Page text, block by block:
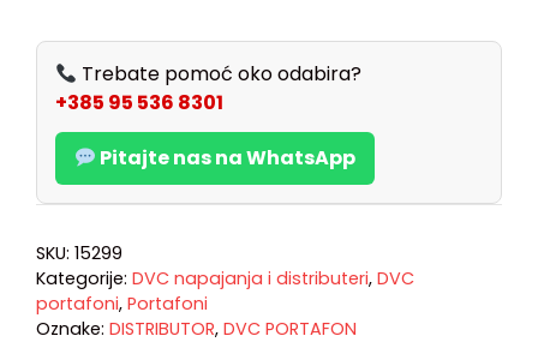
Trebate pomoć oko odabira?
+385 95 536 8301
Pitajte nas na WhatsApp
SKU: 15299
Kategorije: DVC napajanja i distributeri, DVC
portafoni, Portafoni
Oznake: DISTRIBUTOR, DVC PORTAFON